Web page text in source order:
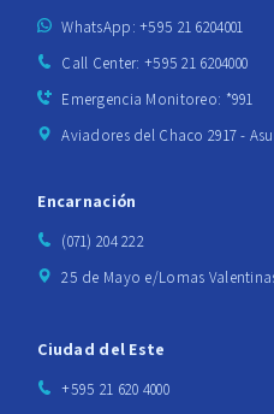
WhatsApp: +595 21 6204001
Call Center: +595 21 6204000
Emergencia Monitoreo: *991
Aviadores del Chaco 2917 -
Encarnación
(071) 204 222
25 de Mayo e/Lomas
Ciudad del Este
+595 21 620 4000